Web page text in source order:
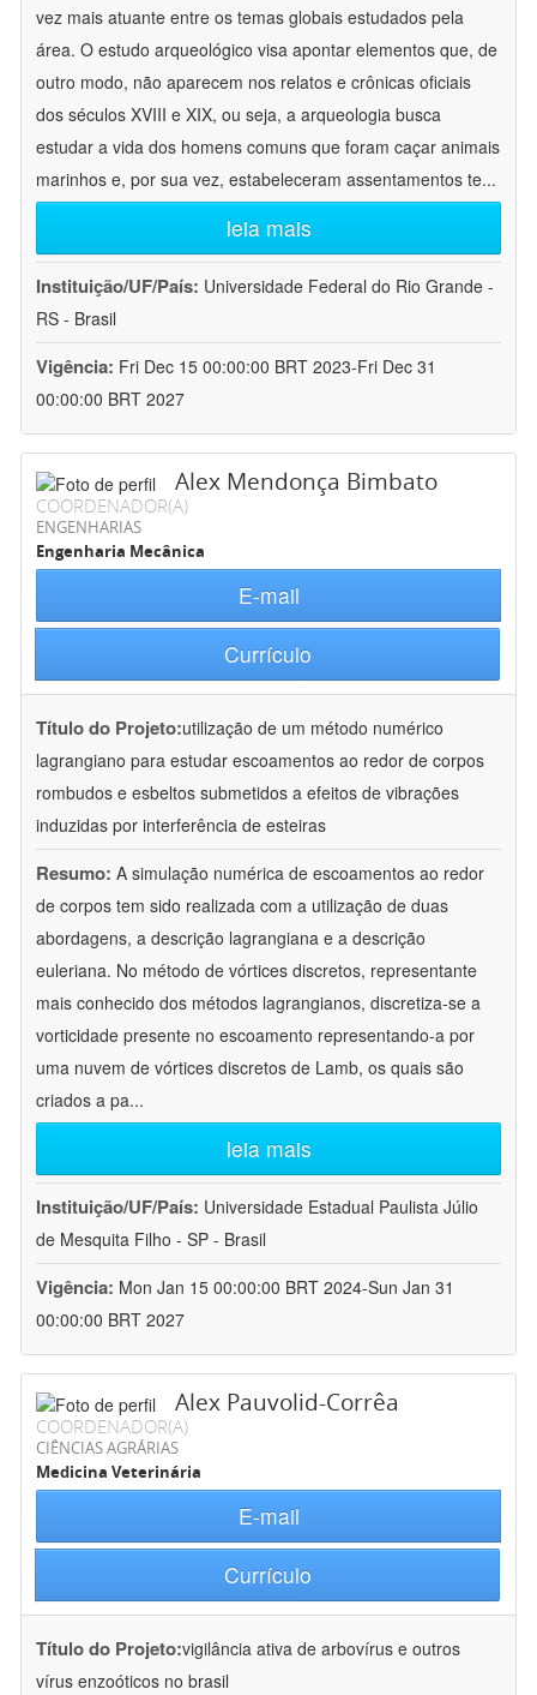
vez mais atuante entre os temas globais estudados pela
área. O estudo arqueológico visa apontar elementos que, de
outro modo, não aparecem nos relatos e crônicas oficiais
dos séculos XVIII e XIX, ou seja, a arqueologia busca
estudar a vida dos homens comuns que foram caçar animais
marinhos e, por sua vez, estabeleceram assentamentos te...
leia mais
Instituição/UF/País: Universidade Federal do Rio Grande -
RS - Brasil
Vigência: Fri Dec 15 00:00:00 BRT 2023-Fri Dec 31
00:00:00 BRT 2027
Alex Mendonça Bimbato
COORDENADOR(A)
ENGENHARIAS
Engenharia Mecânica
E-mail
Currículo
Título do Projeto:utilização de um método numérico
lagrangiano para estudar escoamentos ao redor de corpos
rombudos e esbeltos submetidos a efeitos de vibrações
induzidas por interferência de esteiras
Resumo: A simulação numérica de escoamentos ao redor
de corpos tem sido realizada com a utilização de duas
abordagens, a descrição lagrangiana e a descrição
euleriana. No método de vórtices discretos, representante
mais conhecido dos métodos lagrangianos, discretiza-se a
vorticidade presente no escoamento representando-a por
uma nuvem de vórtices discretos de Lamb, os quais são
criados a pa...
leia mais
Instituição/UF/País: Universidade Estadual Paulista Júlio
de Mesquita Filho - SP - Brasil
Vigência: Mon Jan 15 00:00:00 BRT 2024-Sun Jan 31
00:00:00 BRT 2027
Alex Pauvolid-Corrêa
COORDENADOR(A)
CIÊNCIAS AGRÁRIAS
Medicina Veterinária
E-mail
Currículo
Título do Projeto:vigilância ativa de arbovírus e outros
vírus enzoóticos no brasil